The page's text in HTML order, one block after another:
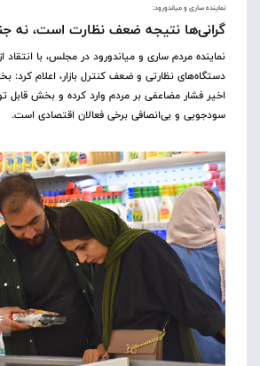
نماینده ساری و میاندورود:
گرانی‌ها نتیجه ضعف نظارت است، نه
نماینده مردم ساری و میاندورود در مجلس، با انتقاد
دستگاه‌های نظارتی و ضعف کنترل بازار، اعلام کرد:
اخیر فشار مضاعفی بر مردم وارد کرده و بخش قابل
سودجویی و بی‌انصافی برخی فعالان اقتصادی است.